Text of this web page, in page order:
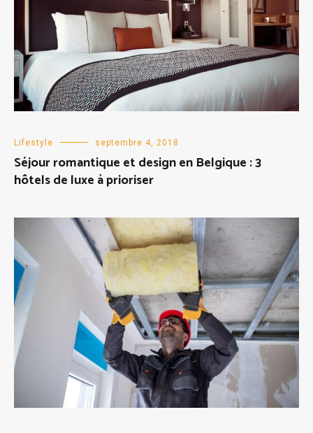
Lifestyle septembre 4, 2018
Séjour romantique et design en Belgique : 3
hôtels de luxe à prioriser